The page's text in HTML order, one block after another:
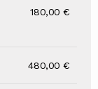
180,00 €
480,00 €